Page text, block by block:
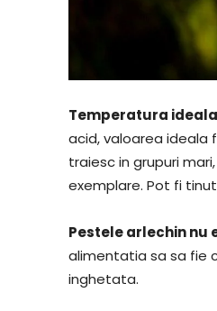
Temperatura
acid, valoarea ideala
traiesc in grupuri
exemplare. Pot fi
Pestele arlechin nu
alimentatia sa sa fie
inghetata.